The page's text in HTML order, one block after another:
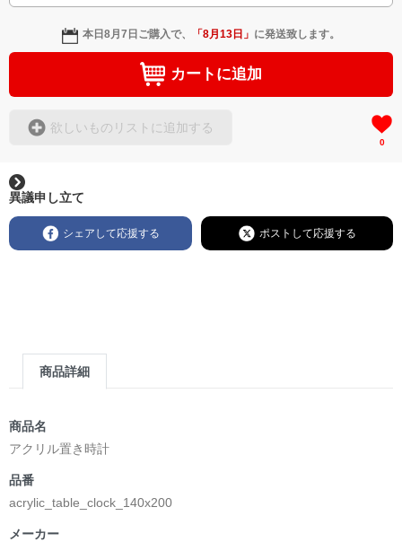
本日8月7日 ご購入で、 「8月13日 」 に発送致します。
カートに追加
欲しいものリストに追加する
0
異議申し立て
シェアして応援する ポストして応援する
商品詳細
商品名
アクリル置き時計
品番
acrylic_table_clock_140x200
メーカー